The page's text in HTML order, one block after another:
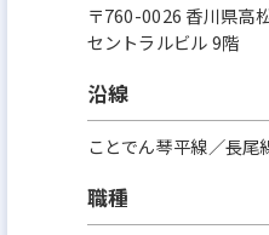
〒760-0026 香川県高
セントラルビル 9階
沿線
ことでん琴平線／長尾
職種